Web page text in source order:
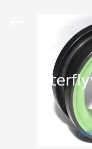
PRODUK
TAMPILAN